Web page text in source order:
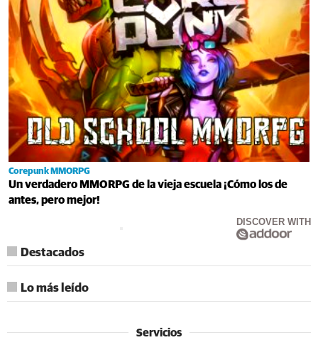
Corepunk MMORPG
Un verdadero MMORPG de la vieja escuela ¡Cómo los de
antes, pero mejor!
DISCOVER WITH
Destacados
Lo más leído
Servicios